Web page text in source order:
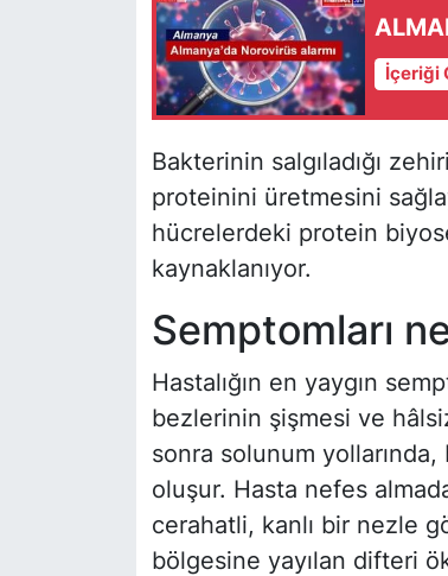
İçeriği
Bakterinin salgıladığı
proteinini üretmesini
hücrelerdeki protein
kaynaklanıyor.
Semptomları
Hastalığın en yaygın
bezlerinin şişmesi ve
sonra solunum
oluşur. Hasta nefes
cerahatli, kanlı bir nezle
bölgesine yayılan difteri